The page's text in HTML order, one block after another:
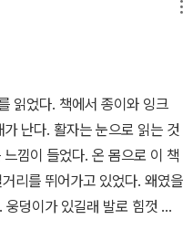
두들 사람과 가족하면 떠오
. 하지만 지금을 포함해 수천
센트나 차지했을까? 엄마는
오하고 있어서 아이들은 아이
서로 터진 참이었다. 그 두 가
있을 것이며 따라서 가정은
든 화목한 가정이 동영상 촬영
기기를 보유하고 있을 만큼
정답'에 의하면 엄마나 아빠
읽었다. 책에서 종이와 잉크
난다. 활자는 눈으로 읽는 것
낌이 들었다. 온 몸으로 이 책
리를 뛰어가고 있었다. 왜였을
덩이가 있길래 발로 힘껏 밟